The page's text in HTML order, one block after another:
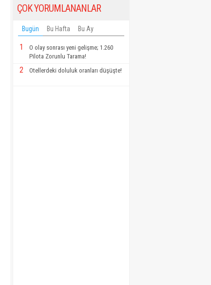
ÇOK YORUMLANANLAR
Bugün Bu Hafta Bu Ay
1
O olay sonrası yeni gelişme; 1.260
Pilota Zorunlu Tarama!
2 Otellerdeki doluluk oranları düşüşte!